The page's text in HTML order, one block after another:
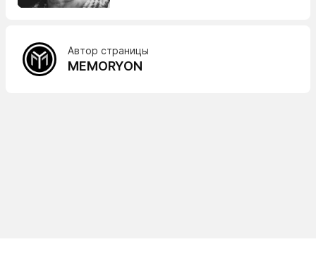
Автор страницы
MEMORYON